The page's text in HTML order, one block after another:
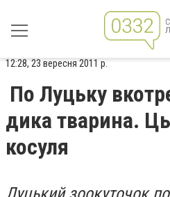
12:28, 23 вересня 2011 р.
По Луцьку
дика тварина.
косуля